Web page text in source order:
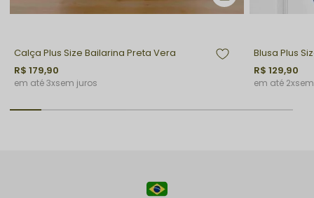
Calça Plus Size Bailarina Preta Vera
R$ 179,90
3xsem juros
Blusa Plus
R$ 129,90
2x